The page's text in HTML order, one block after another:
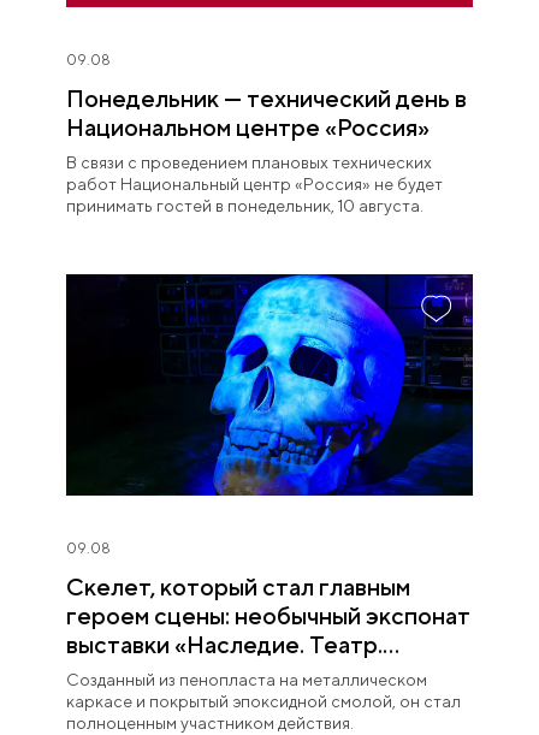
09.08
Понедельник — технический день в
Национальном центре «Россия»
В связи с проведением плановых технических
работ Национальный центр «Россия» не будет
принимать гостей в понедельник, 10 августа.
09.08
Скелет, который стал главным
героем сцены: необычный экспонат
выставки «Наследие. Театр.
Великие»
Созданный из пенопласта на металлическом
каркасе и покрытый эпоксидной смолой, он стал
полноценным участником действия.